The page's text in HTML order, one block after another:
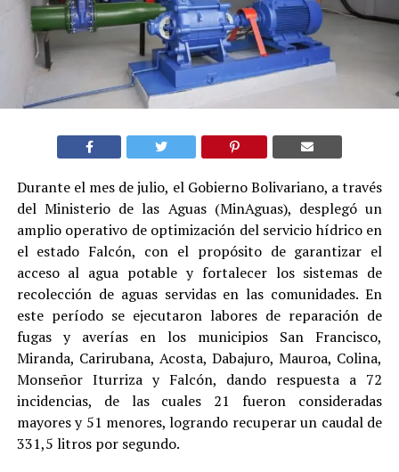
Durante el mes de julio, el Gobierno Bolivariano, a través
del Ministerio de las Aguas (MinAguas), desplegó un
amplio operativo de optimización del servicio hídrico en
el estado Falcón, con el propósito de garantizar el
acceso al agua potable y fortalecer los sistemas de
recolección de aguas servidas en las comunidades. En
este período se ejecutaron labores de reparación de
fugas y averías en los municipios San Francisco,
Miranda, Carirubana, Acosta, Dabajuro, Mauroa, Colina,
Monseñor Iturriza y Falcón, dando respuesta a 72
incidencias, de las cuales 21 fueron consideradas
mayores y 51 menores, logrando recuperar un caudal de
331,5 litros por segundo.